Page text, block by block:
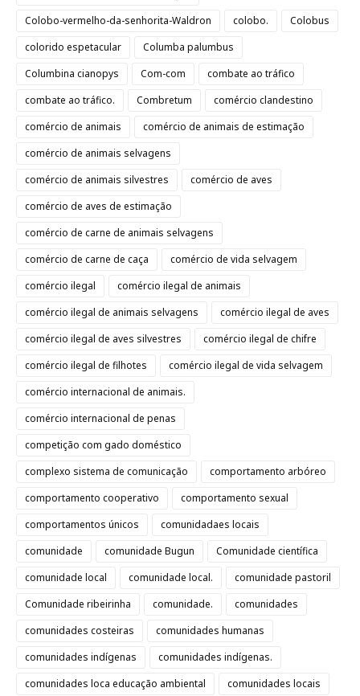
Colobo-vermelho-da-senhorita-Waldron
colobo.
Colobus
colorido espetacular
Columba palumbus
Columbina cianopys
Com-com
combate ao tráfico
combate ao tráfico.
Combretum
comércio clandestino
comércio de animais
comércio de animais de estimação
comércio de animais selvagens
comércio de animais silvestres
comércio de aves
comércio de aves de estimação
comércio de carne de animais selvagens
comércio de carne de caça
comércio de vida selvagem
comércio ilegal
comércio ilegal de animais
comércio ilegal de animais selvagens
comércio ilegal de aves
comércio ilegal de aves silvestres
comércio ilegal de chifre
comércio ilegal de filhotes
comércio ilegal de vida selvagem
comércio internacional de animais.
comércio internacional de penas
competição com gado doméstico
complexo sistema de comunicação
comportamento arbóreo
comportamento cooperativo
comportamento sexual
comportamentos únicos
comunidadaes locais
comunidade
comunidade Bugun
Comunidade científica
comunidade local
comunidade local.
comunidade pastoril
Comunidade ribeirinha
comunidade.
comunidades
comunidades costeiras
comunidades humanas
comunidades indígenas
comunidades indígenas.
comunidades loca educação ambiental
comunidades locais